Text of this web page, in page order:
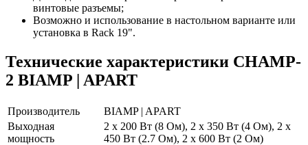
винтовые разъемы;
Возможно и использование в настольном варианте или
установка в Rack 19".
Технические характеристики CHAMP-
2 BIAMP | APART
Производитель
BIAMP | APART
Выходная
мощность
2 х 200 Вт (8 Ом), 2 х 350 Вт (4 Ом), 2 х
450 Вт (2.7 Ом), 2 х 600 Вт (2 Ом)